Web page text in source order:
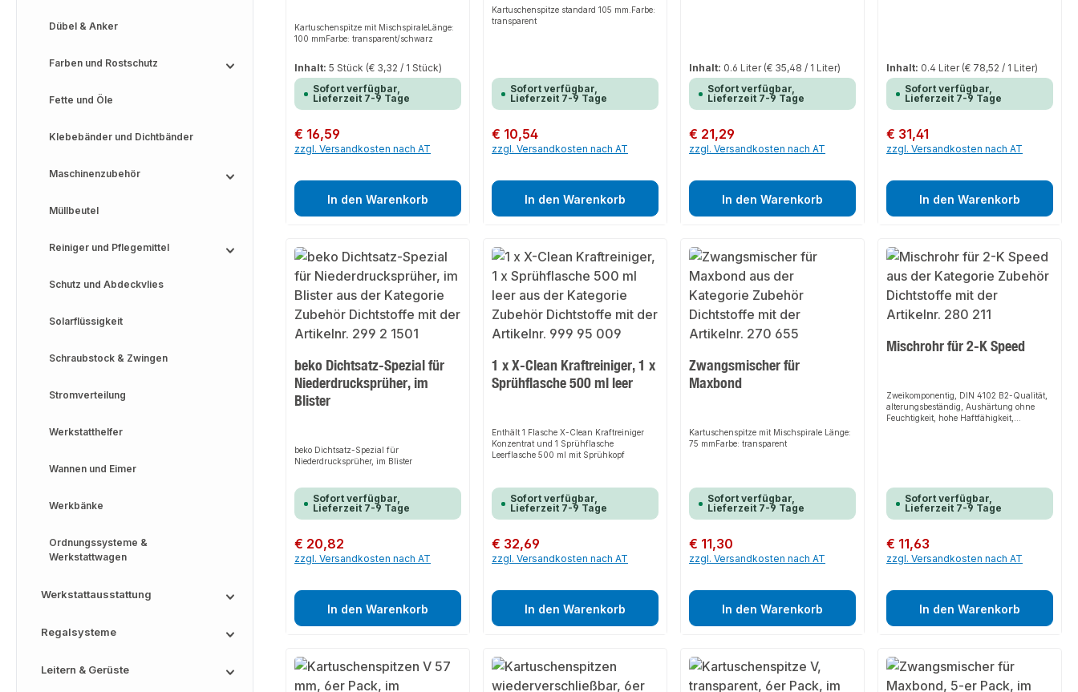
Dübel & Anker
Farben und Rostschutz
Fette und Öle
Klebebänder und Dichtbänder
Maschinenzubehör
Müllbeutel
Reiniger und Pflegemittel
Schutz und Abdeckvlies
Solarflüssigkeit
Schraubstock & Zwingen
Stromverteilung
Werkstatthelfer
Wannen und Eimer
Werkbänke
Ordnungssysteme &
Werkstattwagen
Werkstattausstattung
Regalsysteme
Leitern & Gerüste
Kartuschenspitze mit MischspiraleLänge:
100 mmFarbe: transparent/schwarz
Inhalt:5 Stück (€ 3,32 / 1 Stück)
Sofort verfügbar,
Lieferzeit 7-9 Tage
Regulärer Preis:
€ 16,59
zzgl. Versandkosten nach AT
In den Warenkorb
Kartuschenspitze standard 105 mm.Farbe:
transparent
Sofort verfügbar,
Lieferzeit 7-9 Tage
Regulärer Preis:
€ 10,54
zzgl. Versandkosten nach AT
In den Warenkorb
auf schwierigen sowie auf porösen
Untergründen eine sehr gute Haftfläche
her, für das Verlegen von Bitumenbahnen,
anwendbar auf Metall, Beton, Stein, Holz
und Bitumenbahnen, Anschlussbereiche
und Bitumenbahnen im Dach- bzw.
Flachdachbereich, als Schutzschicht auf
Metall, Beton, Stein und Holz.
Inhalt: 0.6 Liter (€ 35,48 / 1 Liter)
Sofort verfügbar,
Lieferzeit 7-9 Tage
Regulärer Preis:
€ 21,29
zzgl. Versandkosten nach AT
In den Warenkorb
Polyurethan- und Faserstoffisolierung,
Schaumstoff (EPS), Beton, Holz, OSB-,
Span- und MDF-Platten.
Inhalt: 0.4 Liter (€ 78,52 / 1 Liter)
Sofort verfügbar,
Lieferzeit 7-9 Tage
Regulärer Preis:
€ 31,41
zzgl. Versandkosten nach AT
In den Warenkorb
beko Dichtsatz-Spezial für
Niederdrucksprüher, im
Blister
beko Dichtsatz-Spezial für
Niederdrucksprüher, im Blister
Sofort verfügbar,
Lieferzeit 7-9 Tage
Regulärer Preis:
€ 20,82
zzgl. Versandkosten nach AT
In den Warenkorb
1 x X-Clean Kraftreiniger, 1 x
Sprühflasche 500 ml leer
Enthält 1 Flasche X-Clean Kraftreiniger
Konzentrat und 1 Sprühflasche
Leerflasche 500 ml mit Sprühkopf
Sofort verfügbar,
Lieferzeit 7-9 Tage
Regulärer Preis:
€ 32,69
zzgl. Versandkosten nach AT
In den Warenkorb
Zwangsmischer für
Maxbond
Kartuschenspitze mit Mischspirale Länge:
75 mmFarbe: transparent
Sofort verfügbar,
Lieferzeit 7-9 Tage
Regulärer Preis:
€ 11,30
zzgl. Versandkosten nach AT
In den Warenkorb
Mischrohr für 2-K Speed
Zweikomponentig, DIN 4102 B2-Qualität,
alterungsbeständig, Aushärtung ohne
Feuchtigkeit, hohe Haftfähigkeit,
wiederverwendbar nach
Mischrohrwechsel, für Reperaturen
bestens
en von Türzargen, Befestigen von
Treppenstufen und Fensterbänken,
Ausschäumen von Anschlussfugen,
Abdichten im Dach- und Wandbereich.
Sofort verfügbar,
Lieferzeit 7-9 Tage
Regulärer Preis:
€ 11,63
zzgl. Versandkosten nach AT
In den Warenkorb